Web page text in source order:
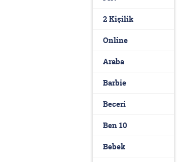
2 Kişilik
Online
Araba
Barbie
Beceri
Ben 10
Bebek
Şampiyonlar Ligi Oyna